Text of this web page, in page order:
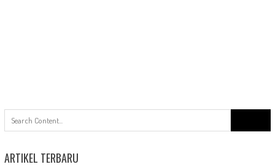
for:
ARTIKEL TERBARU